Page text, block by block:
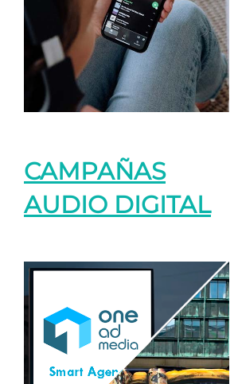
CAMPAÑAS
AUDIO DIGITAL